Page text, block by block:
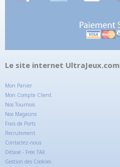
Le site internet UltraJeux.com
Mon Panier
Mon Compte Client
Nos Tournois
Nos Magasins
Frais de Ports
Recrutement
Contactez-nous
Détaxe - Free TAX
Gestion des Cookies